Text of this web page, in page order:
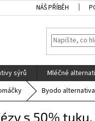
NÁŠ PŘÍBĚH
sýrů Mléčné
Byodo
s 50% tuku,